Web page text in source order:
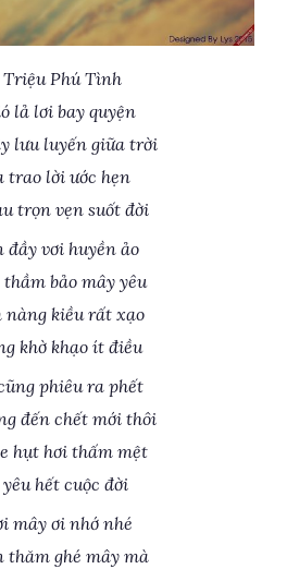
Triệu Phú Tình
lả lơi bay quyện
lưu luyến giữa trời
trao lời ước hẹn
trọn vẹn suốt đời
đầy vơi huyền ảo
thầm bảo mây yêu
nàng kiều rất xạo
khờ khạo ít điều
phiêu ra phết
đến chết mới thôi
hụt hơi thấm mệt
hết cuộc đời
mây ơi nhớ nhé
thăm ghé mây mà